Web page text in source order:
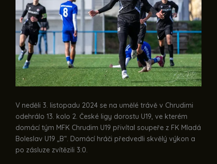
V neděli 3. listopadu 2024 se na umělé trávě v Chrudimi
odehrálo 13. kolo 2. České ligy dorostu U19, ve kterém
domácí tým MFK Chrudim U19 přivítal soupeře z FK Mladá
Boleslav U19 „B“. Domácí hráči předvedli skvělý výkon a
po zásluze zvítězili 3:0.